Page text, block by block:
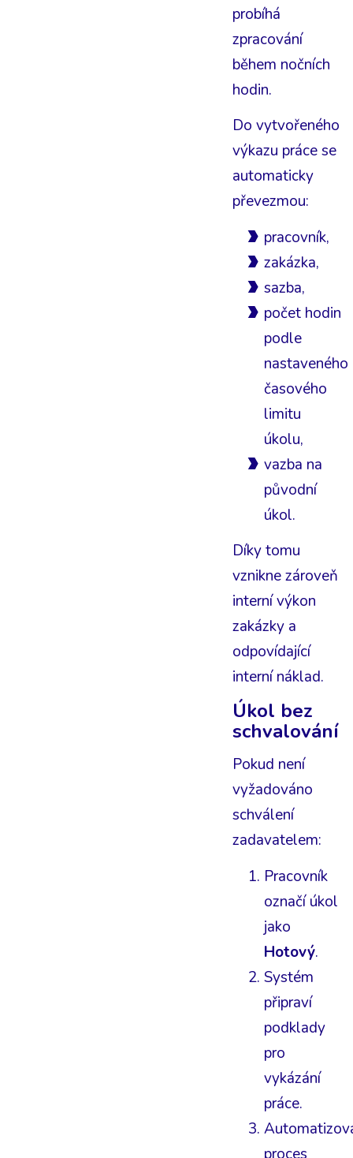
probíhá
zpracování
během nočních
hodin.
Do vytvořeného
výkazu práce se
automaticky
převezmou:
pracovník,
zakázka,
sazba,
počet hodin
podle
nastaveného
časového
limitu
úkolu,
vazba na
původní
úkol.
Díky tomu
vznikne zároveň
interní výkon
zakázky a
odpovídající
interní náklad.
Úkol bez
schvalování
Pokud není
vyžadováno
schválení
zadavatelem:
Pracovník
označí úkol
jako
Hotový.
Systém
připraví
podklady
pro
vykázání
práce.
proces